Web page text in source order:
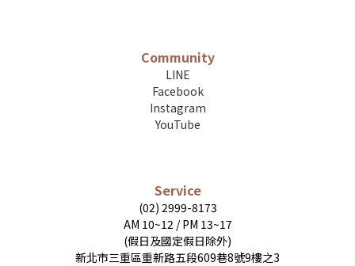
Community
LINE
Facebook
Instagram
YouTube
Service
(02) 2999-8173
AM 10~12 / PM 13~17
(假日及國定假日除外)
新北市三重區重新路五段609巷8號9樓之3